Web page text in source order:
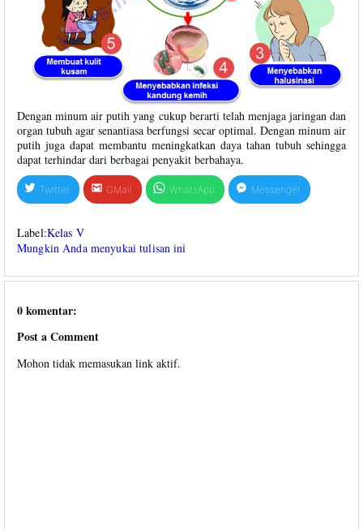
Dengan minum air putih yang cukup berarti telah menjaga jaringan dan
organ tubuh agar senantiasa berfungsi secar optimal. Dengan minum air
putih juga dapat membantu meningkatkan daya tahan tubuh sehingga
dapat terhindar dari berbagai penyakit berbahaya.
Twitter GMail WhatsApp Messenger
Label:Kelas V
Mungkin Anda menyukai tulisan ini
0 komentar:
Post a Comment
Mohon tidak memasukan link aktif.